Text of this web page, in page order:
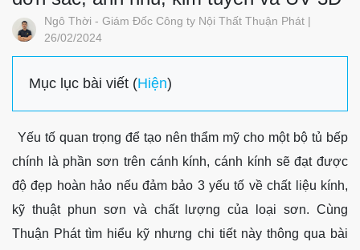
Ngô Thời - Giám Đốc Công ty Nội Thất Thuận Phát |
26/02/2024
Mục lục bài viết (Hiện)
Yếu tố quan trọng để tạo nên thẩm mỹ cho một bộ tủ bếp
chính là phần sơn trên cánh kính, cánh kính sẽ đạt được
độ đẹp hoàn hảo nếu đảm bảo 3 yếu tố về chất liệu kính,
kỹ thuật phun sơn và chất lượng của loại sơn. Cùng
Thuận Phát tìm hiểu kỹ nhưng chi tiết này thông qua bài